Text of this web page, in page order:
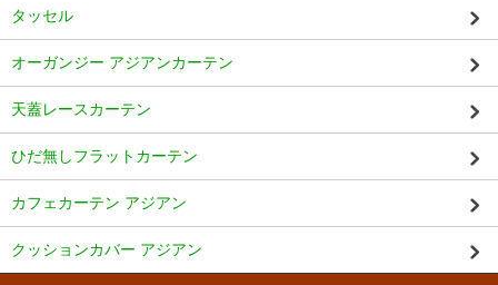
タッセル
オーガンジー アジアンカーテン
天蓋レースカーテン
ひだ無しフラットカーテン
カフェカーテン アジアン
クッションカバー アジアン